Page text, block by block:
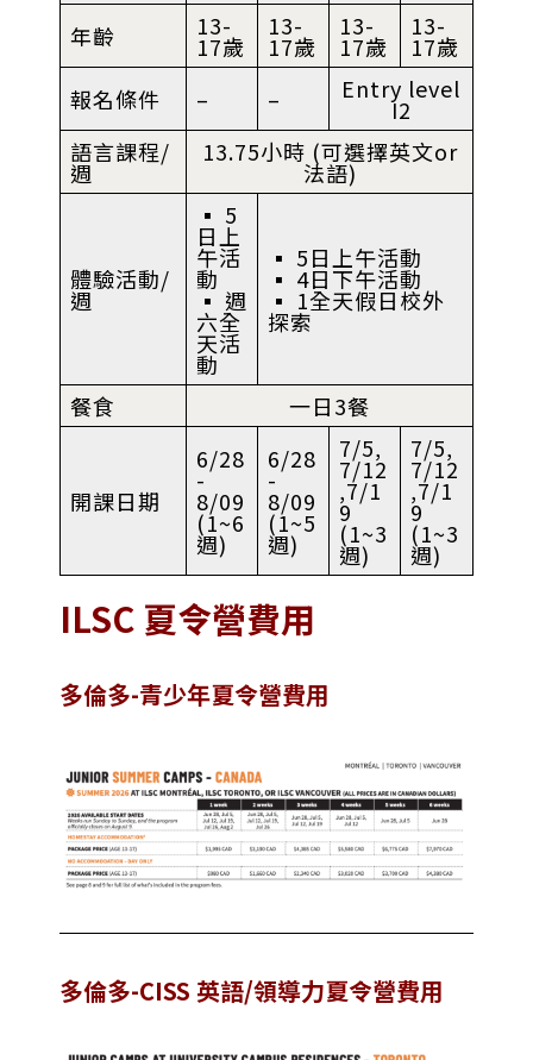
年齡
13-
17歲
13-
17歲
13-
17歲
13-
17歲
報名條件
– – Entry level
I2
語言課程/
週
13.75小時 (可選擇英文or
法語)
體驗活動/
週
▪︎ 5
日上
午活
動
▪︎ 週
六全
天活
動
▪︎ 5日上午活動
▪︎ 4日下午活動
▪︎ 1全天假日校外
探索
餐食 一日3餐
開課日期
6/28
-
8/09
(1~6
週)
6/28
-
8/09
(1~5
週)
7/5,
7/12
,7/1
9
(1~3
週)
7/5,
7/12
,7/1
9
(1~3
週)
ILSC 夏令營費用
多倫多-青少年夏令營費用
多倫多-CISS 英語/領導力夏令營費用